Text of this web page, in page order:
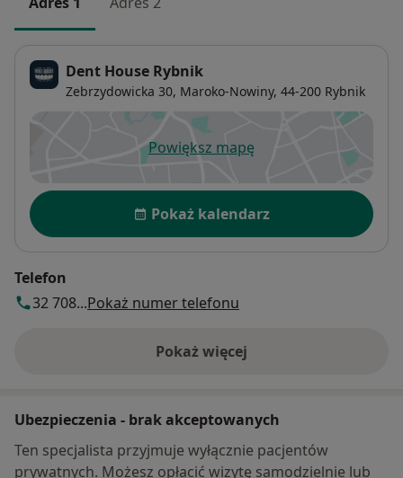
Dent House Rybnik
Zebrzydowicka 30, Maroko-Nowiny, 44-200 Rybnik
Powiększ mapęotwiera się w nowej karcie
Dostępność
Pokaż kalendarz
Telefon
32 708...Pokaż numer telefonu
Pokaż więcej
o adresie
Ubezpieczenia - brak akceptowanych
Ten specjalista przyjmuje wyłącznie pacjentów
prywatnych. Możesz opłacić wizytę samodzielnie lub